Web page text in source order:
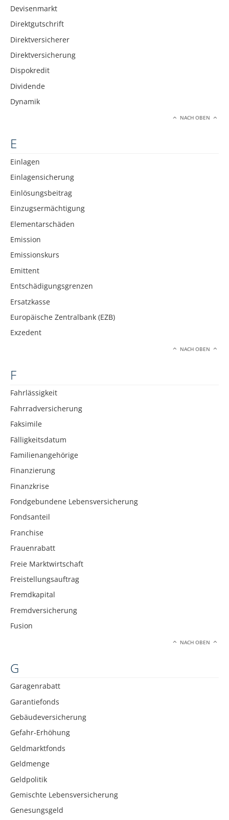
Devisenmarkt
Direktgutschrift
Direktversicherer
Direktversicherung
Dispokredit
Dividende
Dynamik
NACH OBEN
E
Einlagen
Einlagensicherung
Einlösungsbeitrag
Einzugsermächtigung
Elementarschäden
Emission
Emissionskurs
Emittent
Entschädigungsgrenzen
Ersatzkasse
Europäische Zentralbank (EZB)
Exzedent
NACH OBEN
F
Fahrlässigkeit
Fahrradversicherung
Faksimile
Fälligkeitsdatum
Familienangehörige
Finanzierung
Finanzkrise
Fondgebundene Lebensversicherung
Fondsanteil
Franchise
Frauenrabatt
Freie Marktwirtschaft
Freistellungsauftrag
Fremdkapital
Fremdversicherung
Fusion
NACH OBEN
G
Garagenrabatt
Garantiefonds
Gebäudeversicherung
Gefahr-Erhöhung
Geldmarktfonds
Geldmenge
Geldpolitik
Gemischte Lebensversicherung
Genesungsgeld